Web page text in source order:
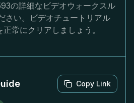
の詳細なビデオウォークスル
さい。ビデオチュートリアル
常にクリアしましょう。
Copy Link